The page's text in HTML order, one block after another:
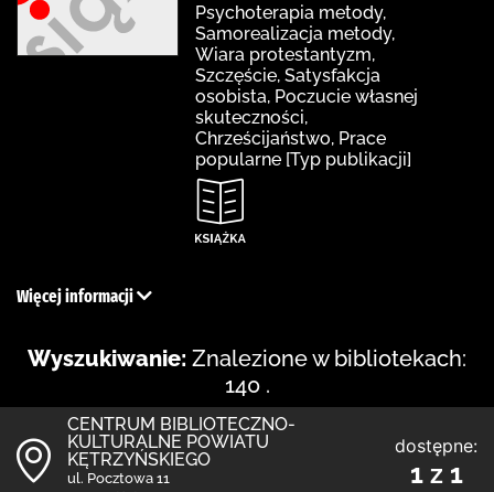
Psychoterapia metody,
Samorealizacja metody,
Wiara protestantyzm,
Szczęście, Satysfakcja
osobista, Poczucie własnej
skuteczności,
Chrześcijaństwo, Prace
popularne [Typ publikacji]
Więcej informacji
Wyszukiwanie: Znalezione w bibliotekach:
140 .
CENTRUM BIBLIOTECZNO-
KULTURALNE POWIATU
KĘTRZYŃSKIEGO
ul. Pocztowa 11
dostępne:
1 z 1